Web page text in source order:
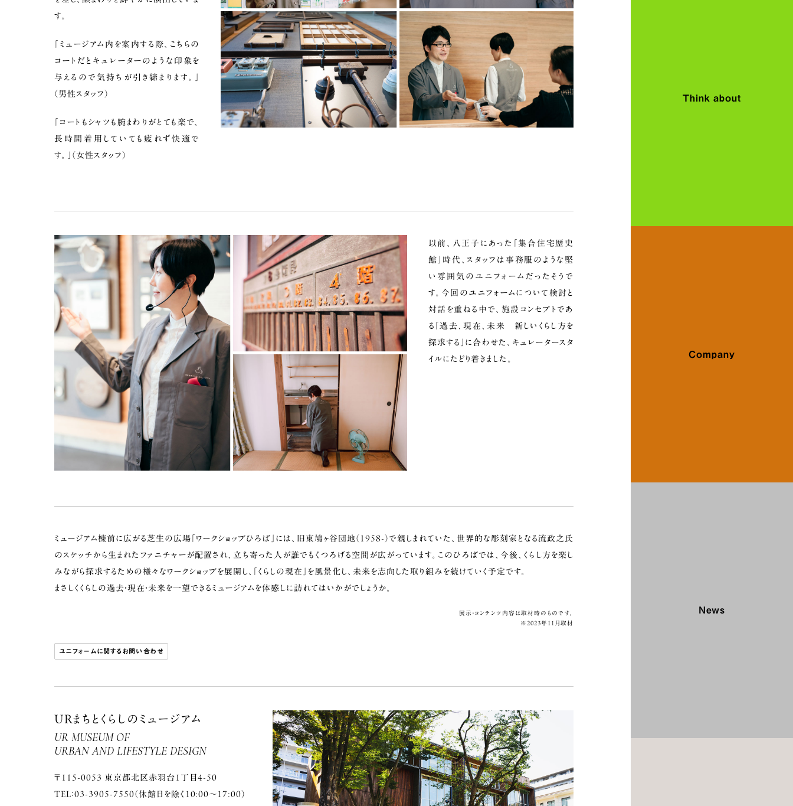
Think about
Company
News
す。
「ミュージアム内を案内する際、こちらの
コートだとキュレーターのような印象を
与えるので気持ちが引き締まります。」
（男性スタッフ）
「コートもシャツも腕まわりがとても楽で、
長時間着用していても疲れず快適で
す。」（女性スタッフ）
以前、八王子にあった「集合住宅歴史
館」時代、スタッフは事務服のような堅
い雰囲気のユニフォームだったそうで
す。今回のユニフォームについて検討と
対話を重ねる中で、施設コンセプトであ
る「過去、現在、未来 新しいくらし方を
探求する」に合わせた、キュレータースタ
イルにたどり着きました。
ミュージアム棟前に広がる芝生の広場「ワークショップひろば」には、旧東鳩ヶ谷団地（1958-）で親しまれていた、世界的な彫刻家となる流政之氏
のスケッチから生まれたファニチャーが配置され、立ち寄った人が誰でもくつろげる空間が広がっています。このひろばでは、今後、くらし⽅を楽し
みながら探求するための様々なワークショップを展開し、「くらしの現在」を風景化し、未来を志向した取り組みを続けていく予定です。
まさしくくらしの過去・現在・未来を一望できるミュージアムを体感しに訪れてはいかがでしょうか。
展示・コンテンツ内容は取材時のものです。
※2023年11月取材
ユニフォームに関するお問い合わせ
URまちとくらしのミュージアム
UR MUSEUM OF
URBAN AND LIFESTYLE DESIGN
〒115-0053 東京都北区赤羽台１丁目4-50
TEL：03-3905-7550（休館日を除く10:00～17:00）